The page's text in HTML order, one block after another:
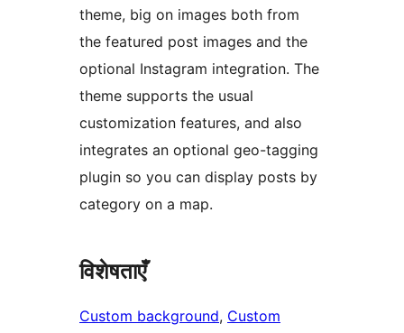
theme, big on images both from
the featured post images and the
optional Instagram integration. The
theme supports the usual
customization features, and also
integrates an optional geo-tagging
plugin so you can display posts by
category on a map.
विशेषताएँ
Custom background, Custom